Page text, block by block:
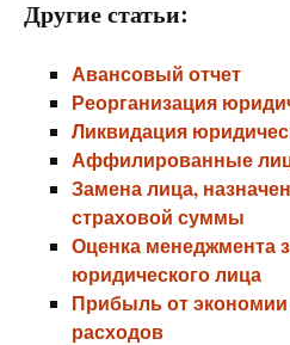
Другие статьи:
Авансовый отчет
Реорганизация
Ликвидация
Аффилированные
Замена лица,
страховой суммы
Оценка менеджмента
юридического лица
Прибыль от экономии
расходов